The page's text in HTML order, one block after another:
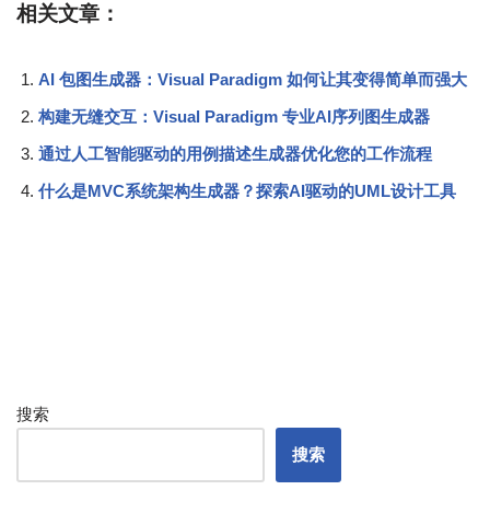
相关文章：
AI 包图生成器：Visual Paradigm 如何让其变得简单而强大
构建无缝交互：Visual Paradigm 专业AI序列图生成器
通过人工智能驱动的用例描述生成器优化您的工作流程
什么是MVC系统架构生成器？探索AI驱动的UML设计工具
搜索
搜索